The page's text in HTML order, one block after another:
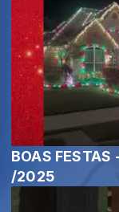
BOAS FESTAS
/2025